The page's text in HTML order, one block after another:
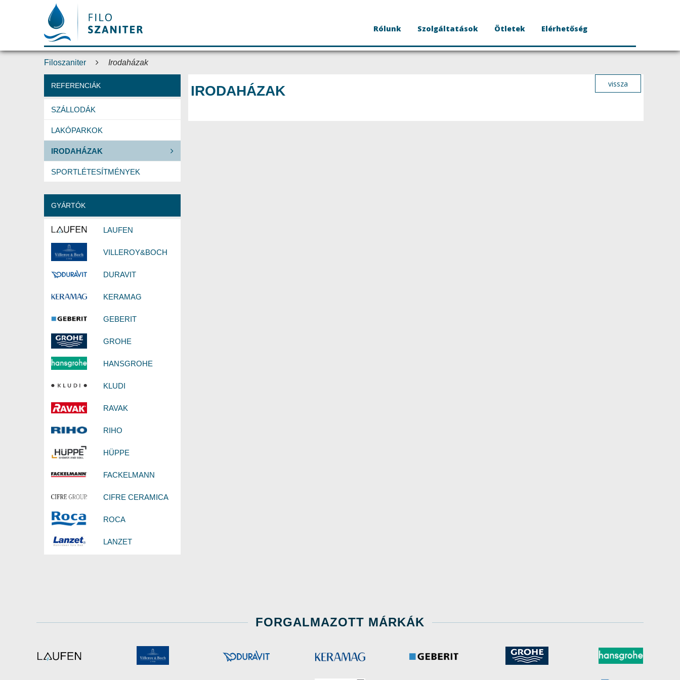
Rólunk Szolgáltatások Ötletek Elérhetőség
Filoszaniter Irodaházak
REFERENCIÁK
SZÁLLODÁK
LAKÓPARKOK
IRODAHÁZAK
SPORTLÉTESÍTMÉNYEK
GYÁRTÓK
LAUFEN
VILLEROY&BOCH
DURAVIT
KERAMAG
GEBERIT
GROHE
HANSGROHE
KLUDI
RAVAK
RIHO
HÜPPE
FACKELMANN
CIFRE CERAMICA
ROCA
LANZET
IRODAHÁZAK vissza
FORGALMAZOTT MÁRKÁK